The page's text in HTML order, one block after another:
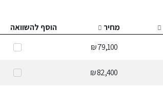
מחיר
הוסף להשוואה
79,100 ₪
82,400 ₪